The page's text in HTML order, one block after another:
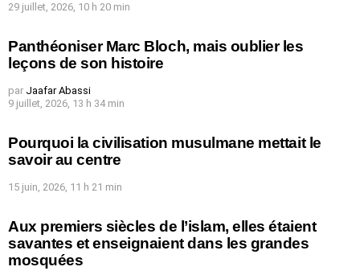
29 juillet, 2026, 10 h 20 min
Panthéoniser Marc Bloch, mais oublier les
leçons de son histoire
par Jaafar Abassi
9 juillet, 2026, 13 h 34 min
Pourquoi la civilisation musulmane mettait le
savoir au centre
15 juin, 2026, 11 h 21 min
Aux premiers siècles de l’islam, elles étaient
savantes et enseignaient dans les grandes
mosquées